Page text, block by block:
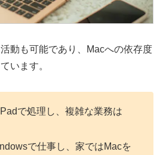
動も可能であり、Macへの依存度
います。
で処理し、複雑な業務は
で仕事し、家ではMacを